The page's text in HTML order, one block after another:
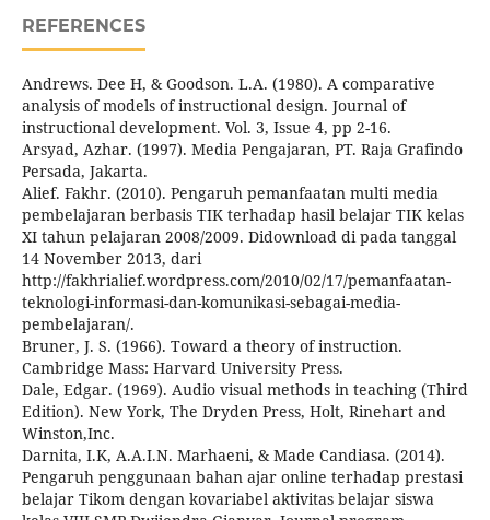
REFERENCES
Andrews. Dee H, & Goodson. L.A. (1980). A comparative
analysis of models of instructional design. Journal of
instructional development. Vol. 3, Issue 4, pp 2-16.
Arsyad, Azhar. (1997). Media Pengajaran, PT. Raja Grafindo
Persada, Jakarta.
Alief. Fakhr. (2010). Pengaruh pemanfaatan multi media
pembelajaran berbasis TIK terhadap hasil belajar TIK kelas
XI tahun pelajaran 2008/2009. Didownload di pada tanggal
14 November 2013, dari
http://fakhrialief.wordpress.com/2010/02/17/pemanfaatan-
teknologi-informasi-dan-komunikasi-sebagai-media-
pembelajaran/.
Bruner, J. S. (1966). Toward a theory of instruction.
Cambridge Mass: Harvard University Press.
Dale, Edgar. (1969). Audio visual methods in teaching (Third
Edition). New York, The Dryden Press, Holt, Rinehart and
Winston,Inc.
Darnita, I.K, A.A.I.N. Marhaeni, & Made Candiasa. (2014).
Pengaruh penggunaan bahan ajar online terhadap prestasi
belajar Tikom dengan kovariabel aktivitas belajar siswa